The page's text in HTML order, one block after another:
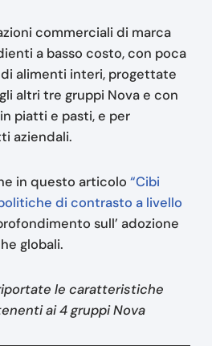
commerciali di marca
a basso costo, con poca
alimenti interi, progettate
altri tre gruppi Nova e con
piatti e pasti, e per
aziendali.
in questo articolo “Cibi
di contrasto a livello
sull’ adozione
globali.
le caratteristiche
ai 4 gruppi Nova